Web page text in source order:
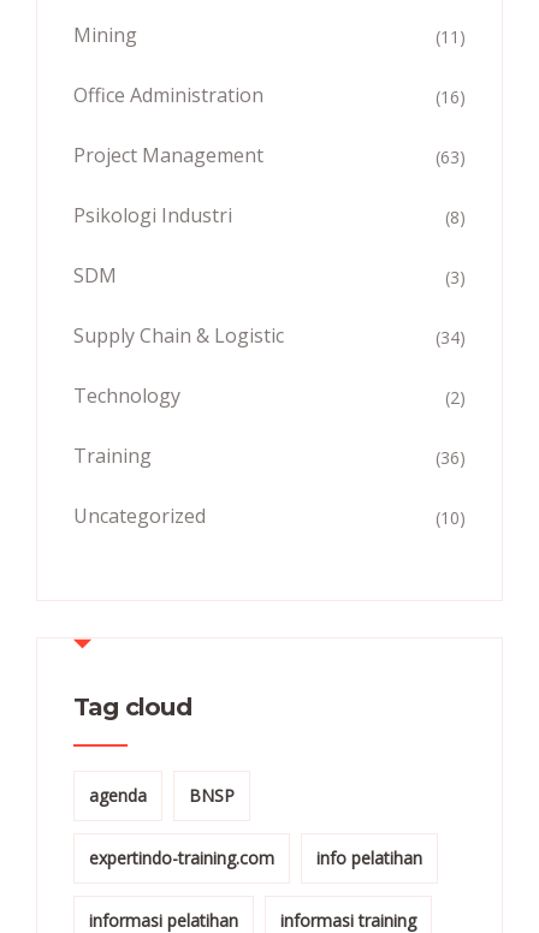
Mining (11)
Office Administration (16)
Project Management (63)
Psikologi Industri (8)
SDM (3)
Supply Chain & Logistic (34)
Technology (2)
Training (36)
Uncategorized (10)
Tag cloud
agenda BNSP
expertindo-training.com info pelatihan
informasi pelatihan informasi training